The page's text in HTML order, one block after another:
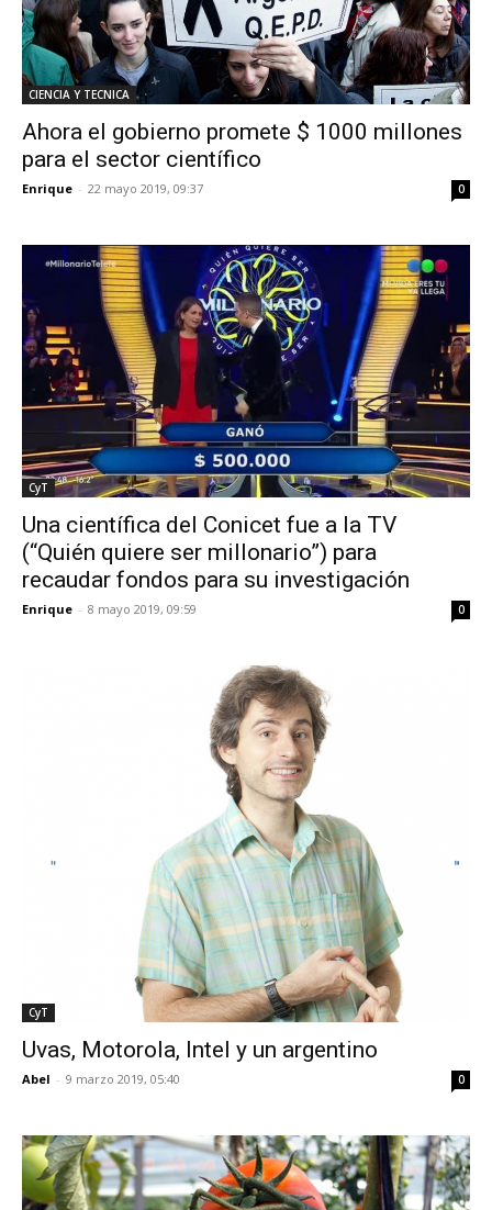
CIENCIA Y TECNICA
Ahora el gobierno promete $ 1000 millones
para el sector científico
Enrique - 22 mayo 2019, 09:37 0
CyT
Una científica del Conicet fue a la TV
(“Quién quiere ser millonario”) para
recaudar fondos para su investigación
Enrique - 8 mayo 2019, 09:59 0
CyT
Uvas, Motorola, Intel y un argentino
Abel - 9 marzo 2019, 05:40 0